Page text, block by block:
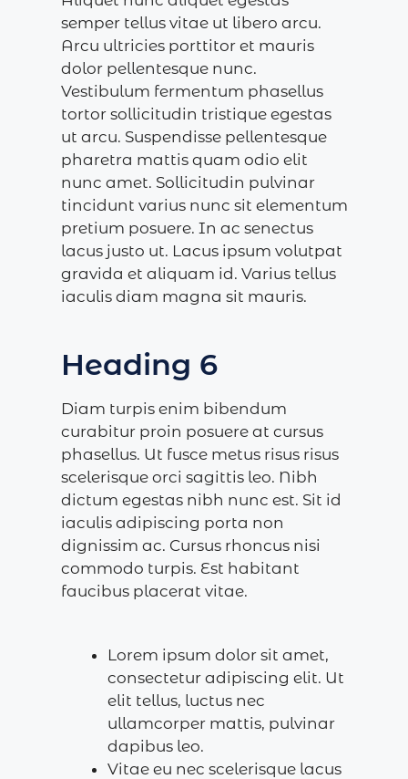
semper tellus vitae ut libero arcu.
Arcu ultricies porttitor et mauris
dolor pellentesque nunc.
Vestibulum fermentum phasellus
tortor sollicitudin tristique egestas
ut arcu. Suspendisse pellentesque
pharetra mattis quam odio elit
nunc amet. Sollicitudin pulvinar
tincidunt varius nunc sit elementum
pretium posuere. In ac senectus
lacus justo ut. Lacus ipsum volutpat
gravida et aliquam id. Varius tellus
iaculis diam magna sit mauris.
Heading 6
Diam turpis enim bibendum
curabitur proin posuere at cursus
phasellus. Ut fusce metus risus risus
scelerisque orci sagittis leo. Nibh
dictum egestas nibh nunc est. Sit id
iaculis adipiscing porta non
dignissim ac. Cursus rhoncus nisi
commodo turpis. Est habitant
faucibus placerat vitae.
Lorem ipsum dolor sit amet,
consectetur adipiscing elit. Ut
elit tellus, luctus nec
ullamcorper mattis, pulvinar
dapibus leo.
Vitae eu nec scelerisque lacus